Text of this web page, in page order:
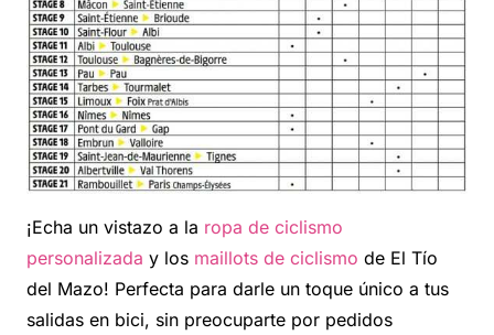
¡Echa un vistazo a la ropa de ciclismo
personalizada y los maillots de ciclismo de El Tío
del Mazo! Perfecta para darle un toque único a tus
salidas en bici, sin preocuparte por pedidos